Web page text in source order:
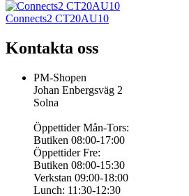
Connects2 CT20AU10
Kontakta oss
PM-Shopen
Johan Enbergsväg 2
Solna
Öppettider Mån-Tors:
Butiken 08:00-17:00
Öppettider Fre:
Butiken 08:00-15:30
Verkstan 09:00-18:00
Lunch: 11:30-12:30